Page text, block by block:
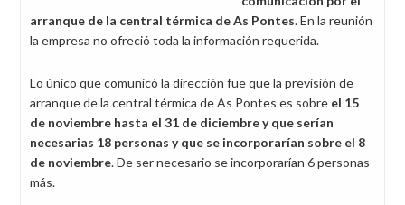
arranque de la central térmica de As Pontes. En la reunión
la empresa no ofreció toda la información requerida.
Lo único que comunicó la dirección fue que la previsión de
arranque de la central térmica de As Pontes es sobre el 15
de noviembre hasta el 31 de diciembre y que serían
necesarias 18 personas y que se incorporarían sobre el 8
de noviembre. De ser necesario se incorporarían 6 personas
más.